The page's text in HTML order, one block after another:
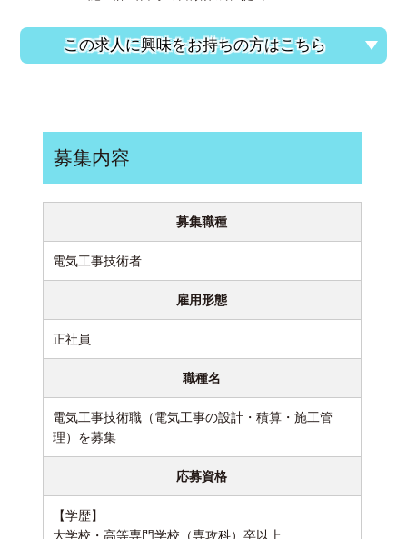
この求人に興味をお持ちの方はこちら
募集内容
募集職種
電気工事技術者
雇用形態
正社員
職種名
電気工事技術職（電気工事の設計・積算・施工管
理）を募集
応募資格
【学歴】
大学校・高等専門学校（専攻科）卒以上